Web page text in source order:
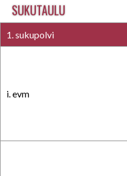
SUKUTAULU
1. sukupolvi
i. evm